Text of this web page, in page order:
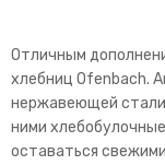
Отличным
хлебниц Ofenbach.
нержавеющей
ними
оставаться